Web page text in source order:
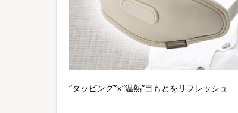
”タッピング”×”温熱”目もとをリフレッシュ